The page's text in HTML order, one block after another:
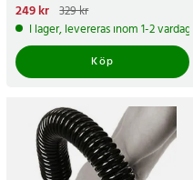
Nuvarande pris
pris:329 kr
249 kr 329 kr
I lager, levereras inom 1-2 vardagar
Köp